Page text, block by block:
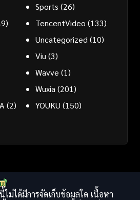
Sports (26)
TencentVideo (133)
Uncategorized (10)
Viu (3)
Wavve (1)
Wuxia (201)
(2) YOUKU (150)
ม่ได้มีการจัดเก็บข้อมูลใด เนื้อหา